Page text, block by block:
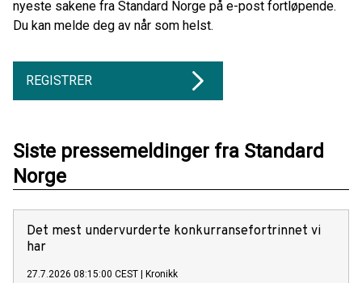
nyeste sakene fra Standard Norge på e-post fortløpende.
Du kan melde deg av når som helst.
REGISTRER
Siste pressemeldinger fra Standard
Norge
Det mest undervurderte konkurransefortrinnet vi
har
27.7.2026 08:15:00 CEST | Kronikk